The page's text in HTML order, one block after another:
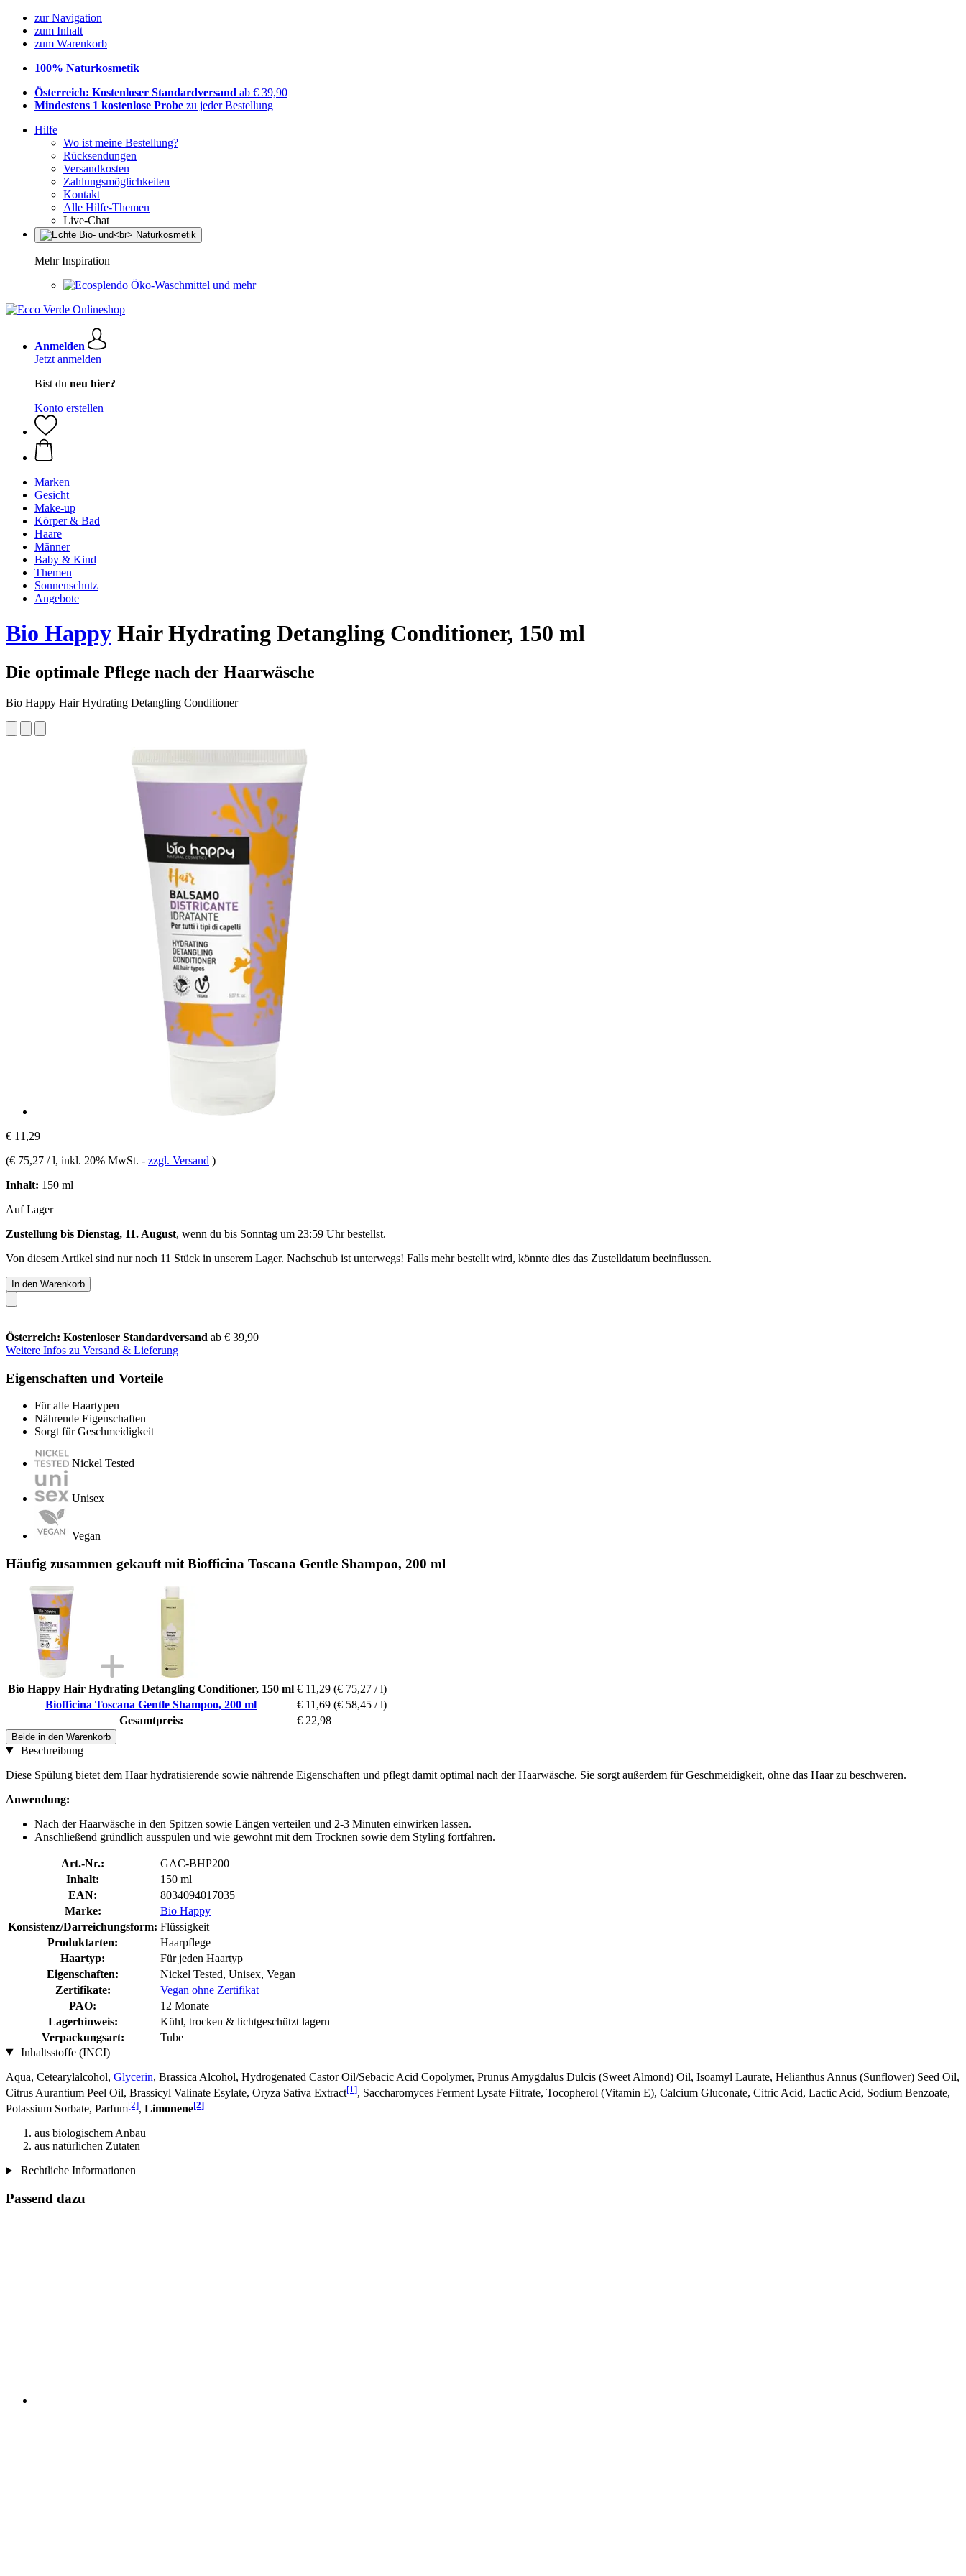
zur Navigation
zum Inhalt
zum Warenkorb
100% Naturkosmetik
Österreich: Kostenloser Standardversand ab € 39,90
Mindestens 1 kostenlose Probe zu jeder Bestellung
Hilfe
Wo ist meine Bestellung?
Rücksendungen
Versandkosten
Zahlungsmöglichkeiten
Kontakt
Alle Hilfe-Themen
Live-Chat
Mehr Inspiration
Öko-Waschmittel und mehr
Anmelden
Jetzt anmelden
Bist du neu hier?
Konto erstellen
Marken
Gesicht
Make-up
Körper & Bad
Haare
Männer
Baby & Kind
Themen
Sonnenschutz
Angebote
Bio Happy Hair Hydrating Detangling Conditioner, 150 ml
Die optimale Pflege nach der Haarwäsche
Bio Happy Hair Hydrating Detangling Conditioner
€ 11,29
(€ 75,27 / l, inkl. 20% MwSt. - zzgl. Versand )
Inhalt: 150 ml
Auf Lager
Zustellung bis Dienstag, 11. August, wenn du bis Sonntag um 23:59 Uhrbestellst.
Von diesem Artikel sind nur noch 11 Stück in unserem Lager. Nachschub ist unterwegs! Falls mehr bestellt wird, könnte dies das Zustelldatum beeinflussen.
In den Warenkorb
Österreich: Kostenloser Standardversand ab € 39,90
Weitere Infos zu Versand & Lieferung
Eigenschaften und Vorteile
Für alle Haartypen
Nährende Eigenschaften
Sorgt für Geschmeidigkeit
Nickel Tested
Unisex
Vegan
Häufig zusammen gekauft mit Biofficina Toscana Gentle Shampoo, 200 ml
Bio Happy Hair Hydrating Detangling Conditioner, 150 ml € 11,29 (€ 75,27 / l)
Biofficina Toscana Gentle Shampoo, 200 ml
€ 11,69 (€ 58,45 / l)
Gesamtpreis:
€ 22,98
Beide in den Warenkorb
Beschreibung
Diese Spülung bietet dem Haar hydratisierende sowie nährende Eigenschaften und pflegt damit optimal nach der Haarwäsche. Sie sorgt außerdem für Geschmeidigkeit, ohne das Haar zu beschweren.
Anwendung:
Nach der Haarwäsche in den Spitzen sowie Längen verteilen und 2-3 Minuten einwirken lassen.
Anschließend gründlich ausspülen und wie gewohnt mit dem Trocknen sowie dem Styling fortfahren.
Art.-Nr.:
GAC-BHP200
Inhalt:
150 ml
EAN:
8034094017035
Marke:
Bio Happy
Konsistenz/Darreichungsform: Flüssigkeit
Produktarten:
Haarpflege
Haartyp:
Für jeden Haartyp
Eigenschaften:
Nickel Tested, Unisex, Vegan
Zertifikate:
Vegan ohne Zertifikat
PAO:
12 Monate
Lagerhinweis:
Kühl, trocken & lichtgeschützt lagern
Verpackungsart:
Tube
Inhaltsstoffe (INCI)
Aqua, Cetearylalcohol, Glycerin, Brassica Alcohol, Hydrogenated Castor Oil/Sebacic Acid Copolymer, Prunus Amygdalus Dulcis (Sweet Almond) Oil, Isoamyl Laurate, Helianthus Annus (Sunflower) Seed Oil,
Citrus Aurantium Peel Oil, Brassicyl Valinate Esylate, Oryza Sativa Extract[1], Saccharomyces Ferment Lysate Filtrate, Tocopherol (Vitamin E), Calcium Gluconate, Citric Acid, Lactic Acid, Sodium Benzoate,
Potassium Sorbate, Parfum[2], Limonene[2]
aus biologischem Anbau
aus natürlichen Zutaten
Rechtliche Informationen
Passend dazu